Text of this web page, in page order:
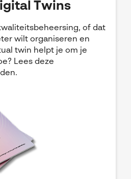
Twins
of dat
wilt organiseren en
twin helpt je om je
Lees deze